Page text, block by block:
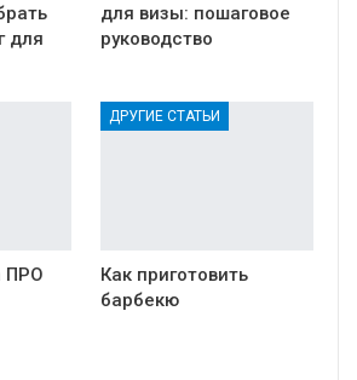
для
для визы: пошаговое
руководство
ПРО
ДРУГИЕ СТАТЬИ
Как приготовить
барбекю